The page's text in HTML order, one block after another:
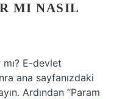
MI NASIL
E-devlet
ana sayfanızdaki
Ardından “Param